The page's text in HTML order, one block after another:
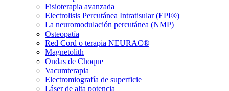
Fisioterapia avanzada
Electrolisis Percutánea Intratisular (EPI®)
La neuromodulación percutánea (NMP)
Osteopatía
Red Cord o terapia NEURAC®
Magnetolith
Ondas de Choque
Vacumterapia
Electromiografía de superficie
Láser de alta potencia